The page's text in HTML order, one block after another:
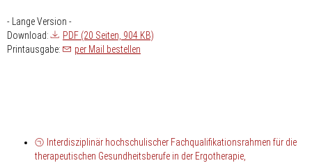
- Lange Version -
Download:
PDF (20 Seiten, 904 KB)
Printausgabe:
per Mail bestellen
Interdisziplinär hochschulischer Fachqualifikationsrahmen für die
therapeutischen Gesundheitsberufe in der Ergotherapie,